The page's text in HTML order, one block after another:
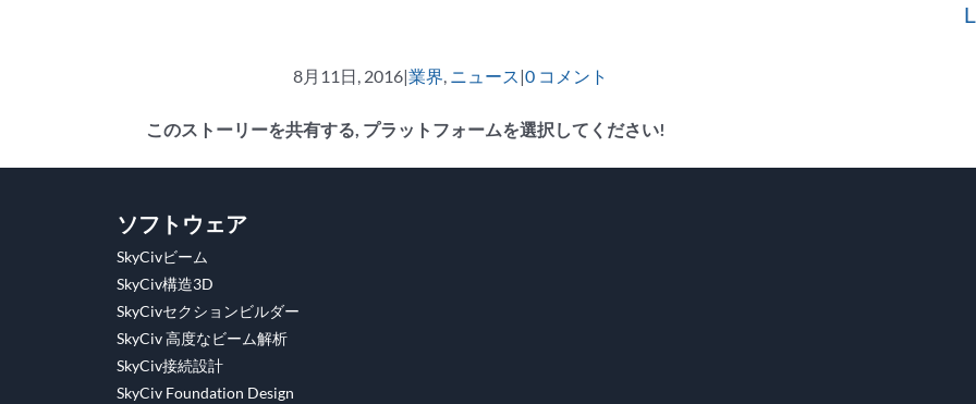
8月11日, 2016|業界, ニュース|0 コメント
このストーリーを共有する, プラットフォームを選択してください!
ェ
ブ
ッ
ク
イ
ー
ン
ー
メ
ソフトウェア
SkyCivビーム
SkyCiv構造3D
SkyCivセクションビルダー
SkyCiv 高度なビーム解析
SkyCiv接続設計
SkyCiv Foundation Design